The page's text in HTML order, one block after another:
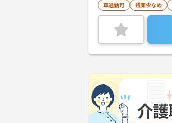
車通勤可 残業少なめ